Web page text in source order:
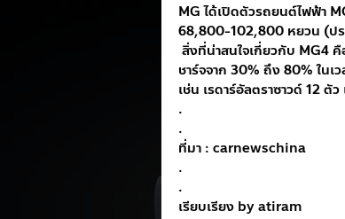
MG ได้เปิดตัวรถยนต์ไฟฟ้า
68,800-102,800 หยวน (ป
สิ่งที่น่าสนใจเกี่ยวกับ MG4
ชาร์จจาก 30% ถึง 80% ใน
เช่น เรดาร์อัลตราซาวด์ 12
.
.
ที่มา : carnewschina
.
.
เรียบเรียง by atiram